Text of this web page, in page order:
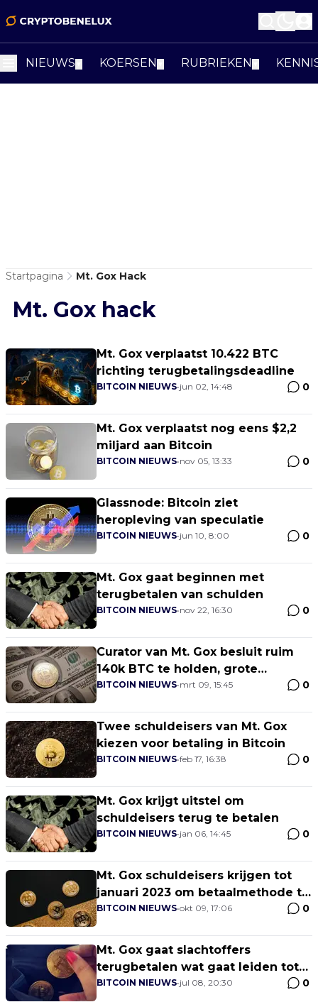
NIEUWS KOERSEN RUBRIEKEN
Startpagina Mt. Gox Hack
Mt. Gox hack
Mt. Gox verplaatst 10.422 BTC
richting terugbetalingsdeadline
BITCOIN NIEUWS•jun 02, 14:48 0
Mt. Gox verplaatst nog eens $2,2
miljard aan Bitcoin
BITCOIN NIEUWS•nov 05, 13:33 0
Glassnode: Bitcoin ziet
heropleving van speculatie
BITCOIN NIEUWS•jun 10, 8:00 0
Mt. Gox gaat beginnen met
terugbetalen van schulden
BITCOIN NIEUWS•nov 22, 16:30 0
Curator van Mt. Gox besluit ruim
140k BTC te holden, grote
verkoopdruk afgewend
BITCOIN NIEUWS•mrt 09, 15:45 0
Twee schuldeisers van Mt. Gox
kiezen voor betaling in Bitcoin
BITCOIN NIEUWS•feb 17, 16:38 0
Mt. Gox krijgt uitstel om
schuldeisers terug te betalen
BITCOIN NIEUWS•jan 06, 14:45 0
Mt. Gox schuldeisers krijgen tot
januari 2023 om betaalmethode te
selecteren
BITCOIN NIEUWS•okt 09, 17:06 0
Mt. Gox gaat slachtoffers
terugbetalen wat gaat leiden tot
meer verkoopdruk
BITCOIN NIEUWS•jul 08, 20:30 0